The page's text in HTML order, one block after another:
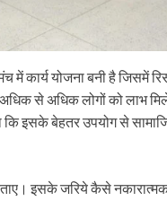
मंच में कार्य योजना बनी है
से अधिक लोगों को लाभ
कि इसके बेहतर उपयोग से
इसके जरिये कैसे